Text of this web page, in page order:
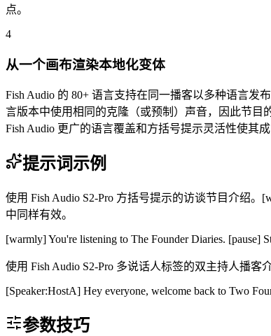
点。
4
从一个画布渲染本地化变体
Fish Audio 的 80+ 语言支持在同一播客以多种语言
言版本中使用相同的克隆（或预制）声音，因此节目
Fish Audio 更广的语言覆盖和方括号提示灵活性使其
提示词示例
使用 Fish Audio S2-Pro 方括号提示的访谈节目介绍
中同样有效。
[warmly] You're listening to The Founder Diaries. [pause]
使用 Fish Audio S2-Pro 多说话人标签的双主持人播
[Speaker:HostA] Hey everyone, welcome back to Two
参数技巧